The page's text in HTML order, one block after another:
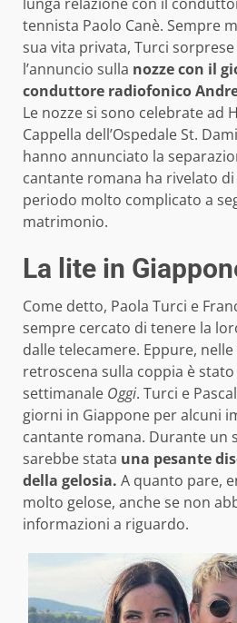
tennista Paolo Canè. Sempre
sua vita privata, Turci
l’annuncio sulla nozze con il
conduttore radiofonico
Le nozze si sono celebrate ad
Cappella dell’Ospedale St.
hanno annunciato la
cantante romana ha rivelato
periodo molto complicato a
matrimonio.
La lite in
Come detto, Paola Turci e
sempre cercato di tenere la
dalle telecamere. Eppure,
retroscena sulla coppia è
settimanale Oggi. Turci e
giorni in Giappone per alcuni
cantante romana. Durante un
sarebbe stata una pesante
della gelosia. A quanto pare,
molto gelose, anche se non
informazioni a riguardo.